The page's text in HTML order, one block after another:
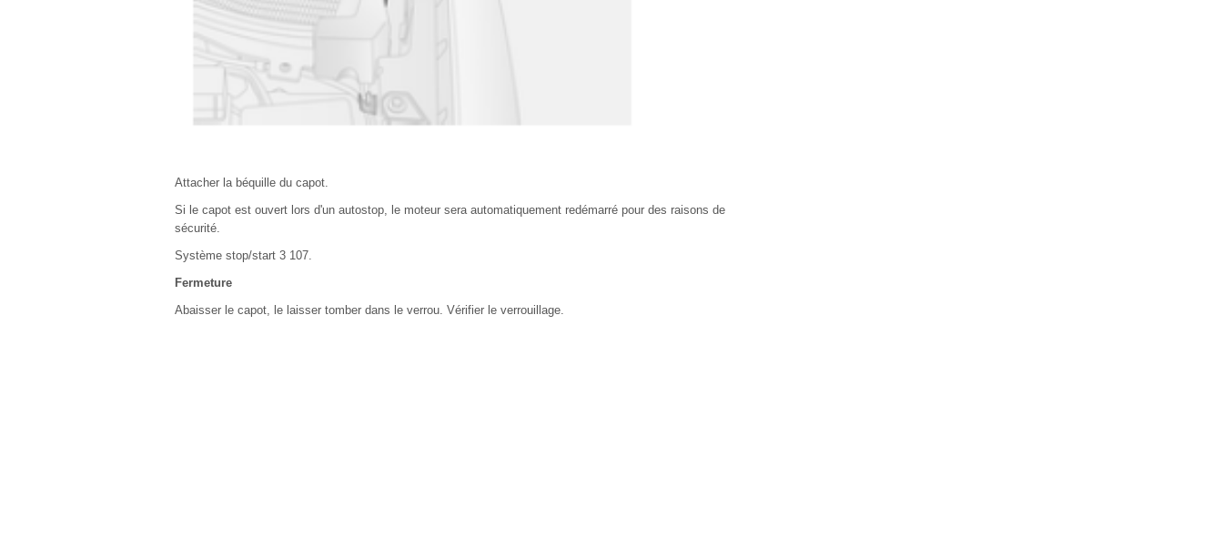
Attacher la béquille du capot.
Si le capot est ouvert lors d'un autostop, le moteur sera automatiquement redémarré pour des raisons de
sécurité.
Système stop/start 3 107.
Fermeture
Abaisser le capot, le laisser tomber dans le verrou. Vérifier le verrouillage.